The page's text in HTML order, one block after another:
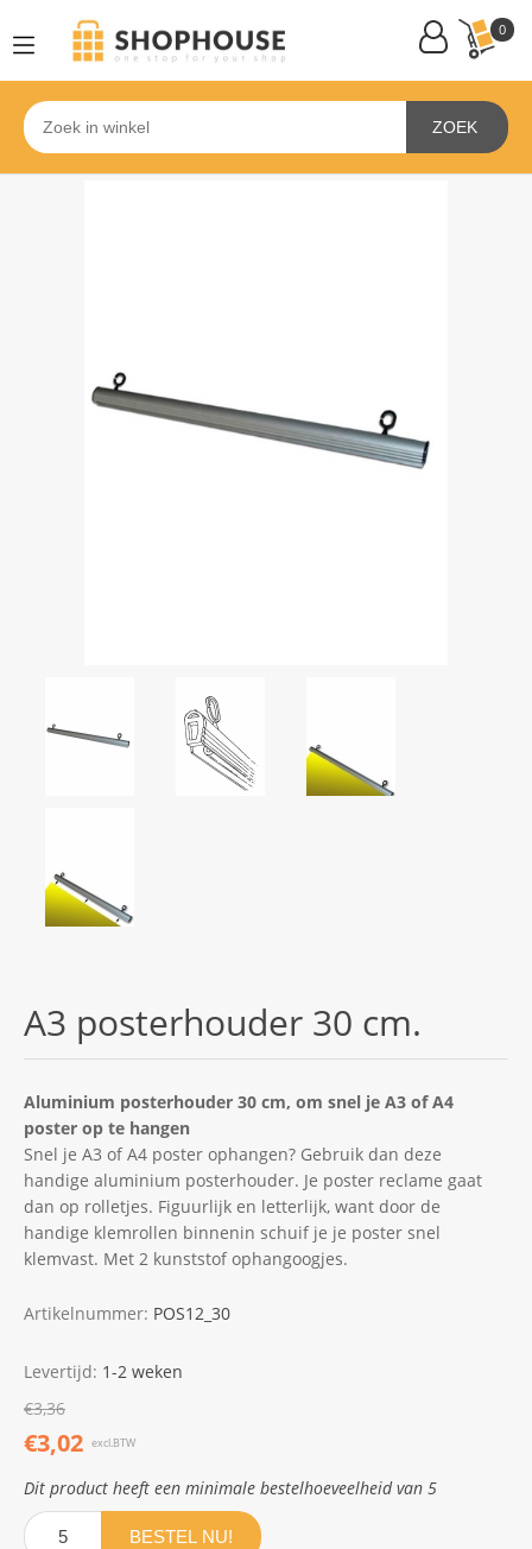
0
ZOEK
A3 posterhouder 30 cm.
Aluminium posterhouder 30 cm, om snel je A3 of A4
poster op te hangen
Snel je A3 of A4 poster ophangen? Gebruik dan deze
handige aluminium posterhouder. Je poster reclame gaat
dan op rolletjes. Figuurlijk en letterlijk, want door de
handige klemrollen binnenin schuif je je poster snel
klemvast. Met 2 kunststof ophangoogjes.
Artikelnummer: POS12_30
Levertijd: 1-2 weken
€3,36
€3,02 excl.BTW
Dit product heeft een minimale bestelhoeveelheid van 5
BESTEL NU!